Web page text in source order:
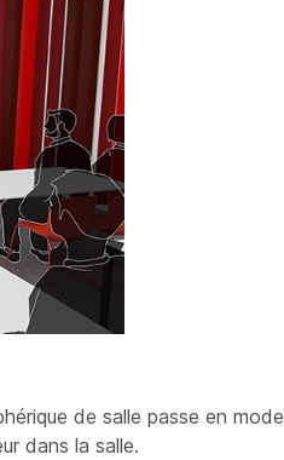
de salle passe en mode
dans la salle.